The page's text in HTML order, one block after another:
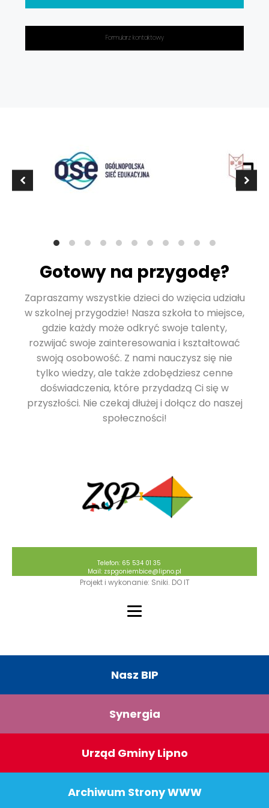
Formularz kontaktowy
Gotowy na przygodę?
Zapraszamy wszystkie dzieci do wzięcia udziału
w szkolnej przygodzie! Nasza szkoła to miejsce,
gdzie każdy może odkryć swoje talenty,
rozwijać swoje zainteresowania i kształtować
swoją osobowość. Z nami nauczysz się nie
tylko wiedzy, ale także zdobędziesz cenne
doświadczenia, które przydadzą Ci się w
przyszłości. Nie czekaj dłużej i dołącz do naszej
społeczności!
Telefon: 65 534 01 35
Mail: zspgoniembice@lipno.pl
Projekt i wykonanie: Sniki. DO IT
Nasz BIP
Synergia
Urząd Gminy Lipno
Archiwum Strony WWW